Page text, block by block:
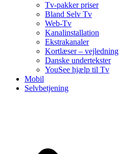
Tv-pakker priser
Bland Selv Tv
Web-Tv
Kanalinstallation
Ekstrakanaler
Kortlæser – vejledning
Danske undertekster
YouSee hjælp til Tv
Mobil
Selvbetjening